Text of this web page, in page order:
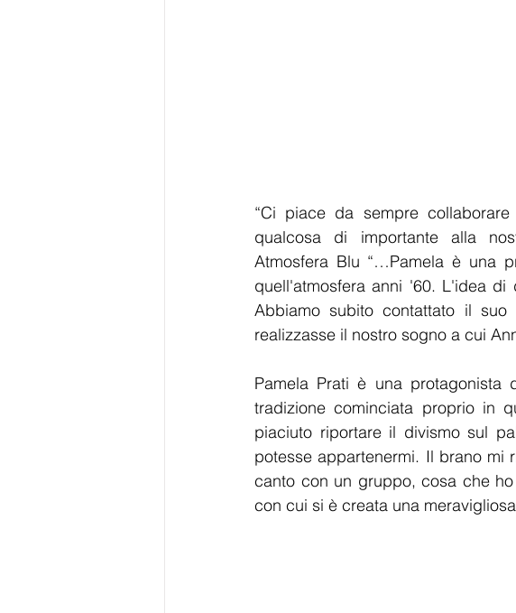
“Ci piace da sempre
qualcosa di importante alla
Atmosfera Blu “…Pamela è una
quell'atmosfera anni '60. L'idea
Abbiamo subito contattato il
realizzasse il nostro sogno a cui
Pamela Prati è una
tradizione cominciata proprio in
piaciuto riportare il divismo sul
potesse appartenermi. Il brano mi
canto con un gruppo, cosa che
con cui si è creata una